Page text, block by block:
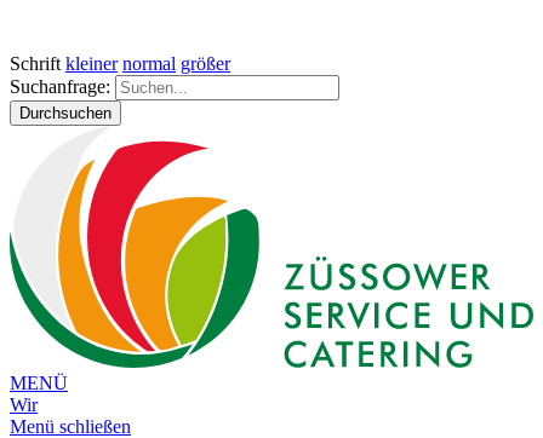
Schrift kleiner normal größer
Suchanfrage:
Durchsuchen
MENÜ
Wir
Menü schließen